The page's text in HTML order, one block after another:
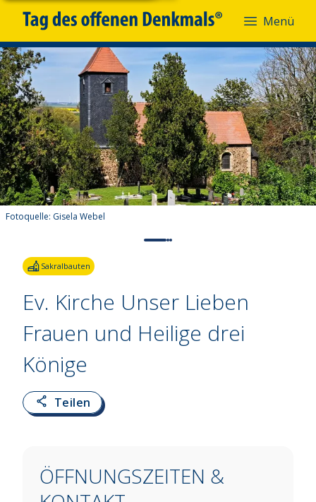
Menü
Fotoquelle: Gisela Webel
Sakralbauten
Ev. Kirche Unser Lieben
Frauen und Heilige drei
Könige
Teilen
ÖFFNUNGSZEITEN &